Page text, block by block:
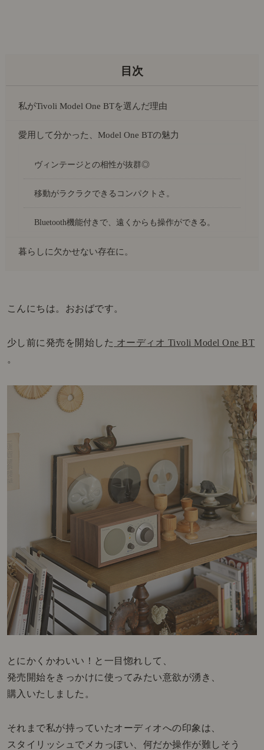
こんにちは。おおばです。
少し前に発売を開始した オーディオ Tivoli Model One BT
。
とにかくかわいい！と一目惚れして、
発売開始をきっかけに使ってみたい意欲が湧き、
購入いたしました。
それまで私が持っていたオーディオへの印象は、
スタイリッシュでメカっぽい、何だか操作が難しそう
私がTivoli Model One BTを選んだ理由
愛用して分かった、Model One BTの魅力
ヴィンテージとの相性が抜群◎
移動がラクラクできるコンパクトさ。
Bluetooth機能付きで、遠くからも操作ができる。
暮らしに欠かせない存在に。